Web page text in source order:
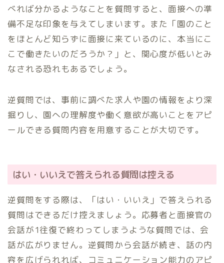
べれば分かるようなことを質問すると、面接への準
備不足な印象を与えてしまいます。また「園のこと
をほとんど知らずに面接に来ているのに、本当にこ
こで働きたいのだろうか？」と、関心度が低いとみ
なされる恐れもあるでしょう。
逆質問では、事前に調べた求人や園の情報をより深
掘りし、園への理解度や働く意欲が高いことをアピ
ールできる質問内容を用意することが大切です。
はい・いいえで答えられる質問は控える
逆質問をする際は、「はい・いいえ」で答えられる
質問はできるだけ控えましょう。応募者と面接官の
会話が1往復で終わってしまうような質問では、会
話が広がりません。逆質問から会話が続き、話の内
容を広げられれば、コミュニケーション能力のアピ